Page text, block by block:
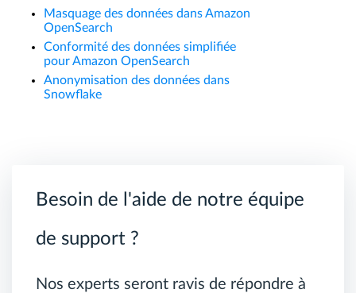
Masquage des données dans Amazon
OpenSearch
Conformité des données simplifiée
pour Amazon OpenSearch
Anonymisation des données dans
Snowflake
Besoin de l'aide de notre équipe
de support ?
Nos experts seront ravis de répondre à